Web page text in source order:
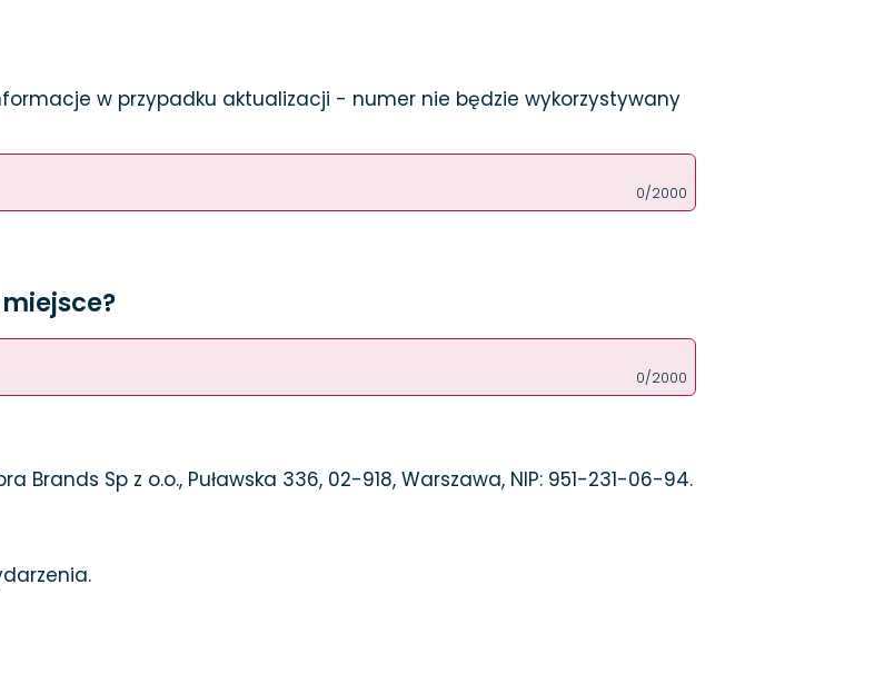
w przypadku aktualizacji - numer nie będzie wykorzystywany
0/2000
0/2000
Sp z o.o., Puławska 336, 02-918, Warszawa, NIP: 951-231-06-94.